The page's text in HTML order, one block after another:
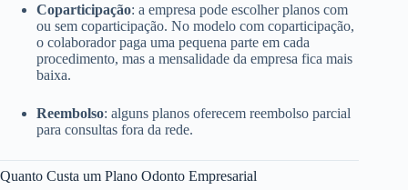
Coparticipação: a empresa pode escolher planos com
ou sem coparticipação. No modelo com coparticipação,
o colaborador paga uma pequena parte em cada
procedimento, mas a mensalidade da empresa fica mais
baixa.
Reembolso: alguns planos oferecem reembolso parcial
para consultas fora da rede.
Quanto Custa um Plano Odonto Empresarial